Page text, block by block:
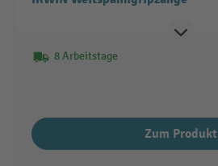
8 Arbeitstage
Zum Produkt